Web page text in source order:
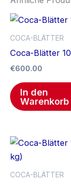
COCA-BLÄTTER
Coca-Blätter
€600.00
In den
Warenkorb
COCA-BLÄTTER